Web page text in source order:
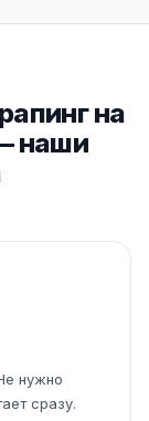
на
наши
нужно
сразу.